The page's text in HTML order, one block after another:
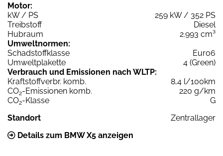
Motor:
kW / PS
259 kW / 352 PS
Treibstoff
Diesel
Hubraum
2.993 cm³
Umweltnormen:
Schadstoffklasse
Euro6
Umweltplakette
4 (Green)
Verbrauch und Emissionen nach WLTP:
Kraftstoffverbr. komb.
8,4 l/100km
CO2-Emissionen komb.
220 g/km
CO2-Klasse
G
Standort
Zentrallager
Details zum BMW X5 anzeigen